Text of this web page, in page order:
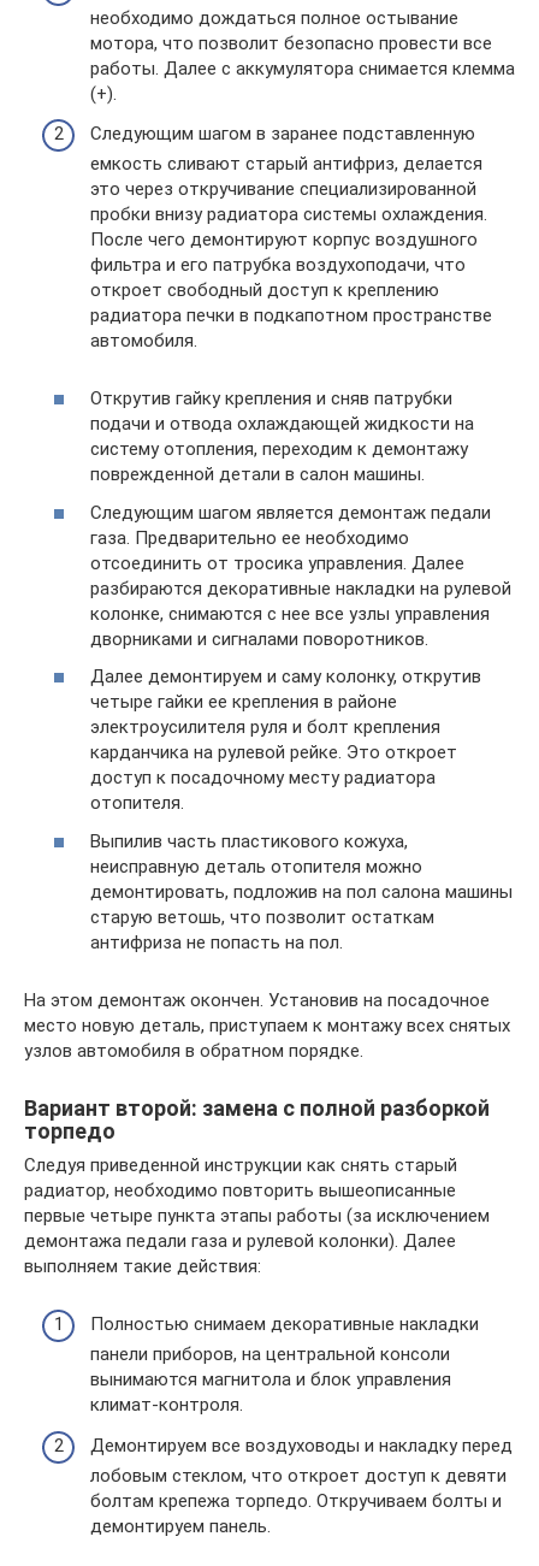
необходимо дождаться полное остывание
мотора, что позволит безопасно провести все
работы. Далее с аккумулятора снимается клемма
(+).
Следующим шагом в заранее подставленную
емкость сливают старый антифриз, делается
это через откручивание специализированной
пробки внизу радиатора системы охлаждения.
После чего демонтируют корпус воздушного
фильтра и его патрубка воздухоподачи, что
откроет свободный доступ к креплению
радиатора печки в подкапотном пространстве
автомобиля.
Открутив гайку крепления и сняв патрубки
подачи и отвода охлаждающей жидкости на
систему отопления, переходим к демонтажу
поврежденной детали в салон машины.
Следующим шагом является демонтаж педали
газа. Предварительно ее необходимо
отсоединить от тросика управления. Далее
разбираются декоративные накладки на рулевой
колонке, снимаются с нее все узлы управления
дворниками и сигналами поворотников.
Далее демонтируем и саму колонку, открутив
четыре гайки ее крепления в районе
электроусилителя руля и болт крепления
карданчика на рулевой рейке. Это откроет
доступ к посадочному месту радиатора
отопителя.
Выпилив часть пластикового кожуха,
неисправную деталь отопителя можно
демонтировать, подложив на пол салона машины
старую ветошь, что позволит остаткам
антифриза не попасть на пол.
На этом демонтаж окончен. Установив на посадочное
место новую деталь, приступаем к монтажу всех снятых
узлов автомобиля в обратном порядке.
Вариант второй: замена с полной разборкой
торпедо
Следуя приведенной инструкции как снять старый
радиатор, необходимо повторить вышеописанные
первые четыре пункта этапы работы (за исключением
демонтажа педали газа и рулевой колонки). Далее
выполняем такие действия:
Полностью снимаем декоративные накладки
панели приборов, на центральной консоли
вынимаются магнитола и блок управления
климат-контроля.
Демонтируем все воздуховоды и накладку перед
лобовым стеклом, что откроет доступ к девяти
болтам крепежа торпедо. Откручиваем болты и
демонтируем панель.